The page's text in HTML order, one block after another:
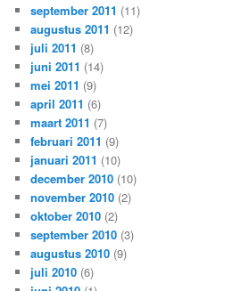
september 2011 (11)
augustus 2011 (12)
juli 2011 (8)
juni 2011 (14)
mei 2011 (9)
april 2011 (6)
maart 2011 (7)
februari 2011 (9)
januari 2011 (10)
december 2010 (10)
november 2010 (2)
oktober 2010 (2)
september 2010 (3)
augustus 2010 (9)
juli 2010 (6)